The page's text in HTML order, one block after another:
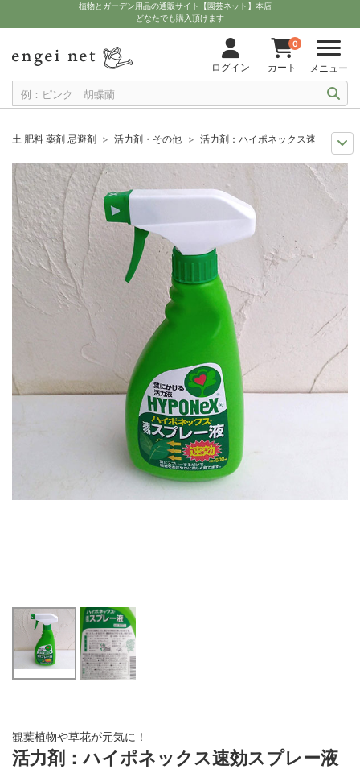
植物とガーデン用品の通販サイト【園芸ネット】本店
どなたでも購入頂けます
ログイン
0
カート メニュー
土 肥料 薬剤 忌避剤 活力剤・その他
活力剤：ハイポネックス速効スプレ
11月中下旬予約
グッズ・資材
活力剤：ハイポネックス速効スプレー液
12月上中旬予約
グッズ・資材
活力剤：ハイポネックス速効スプレー液
10月中下旬予約
グッズ・資材 活力剤：ハイポネックス速効スプレー液
観葉植物や草花が元気に！
活力剤：ハイポネックス速効スプレー液